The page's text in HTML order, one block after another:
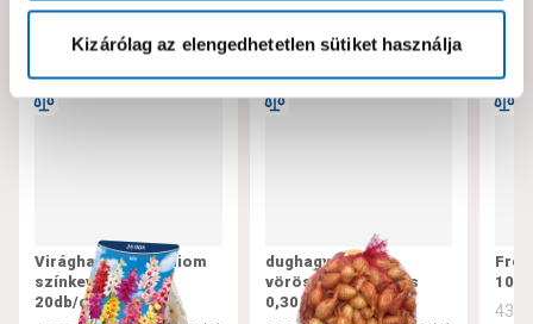
Kizárólag az elengedhetetlen sütiket használja
Virághagyma lépliliom
színkeverék
20db/csomag
dughagyma
vöröshagyma hálós
0,30 kg